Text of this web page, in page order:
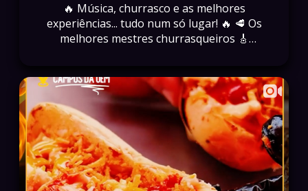
🔥 Música, churrasco e as melhores
experiências... tudo num só lugar! 🔥 🥩 Os
melhores mestres churrasqueiros 🎸
entretenimento 🎉 Um dia para criar
memórias inesquecíveis 📅 03 de Outubro de
2026 📍 Campus da UEM 🎟️ Garanta já o seu
bilhete em www.arena.co.mz Porque o MBF
não é apenas um festival... é uma
experiência que se vive! 🔥🇲🇿 ⚠️ Não
espere pela última hora. Os bilhetes são